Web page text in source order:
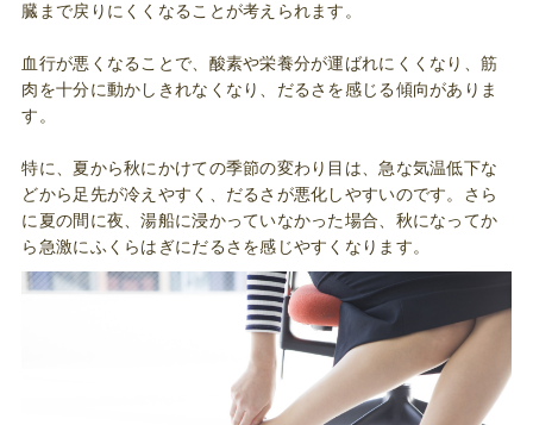
臓まで戻りにくくなることが考えられます。
血行が悪くなることで、酸素や栄養分が運ばれにくくなり、筋
肉を十分に動かしきれなくなり、だるさを感じる傾向がありま
す。
特に、夏から秋にかけての季節の変わり目は、急な気温低下な
どから足先が冷えやすく、だるさが悪化しやすいのです。さら
に夏の間に夜、湯船に浸かっていなかった場合、秋になってか
ら急激にふくらはぎにだるさを感じやすくなります。